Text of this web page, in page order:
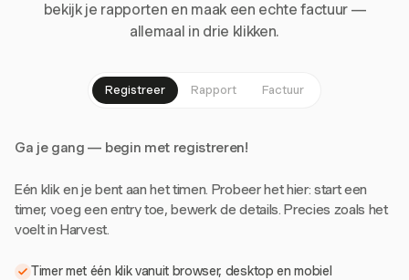
bekijk je rapporten en maak een echte factuur —
allemaal in drie klikken.
Registreer Rapport Factuur
Ga je gang — begin met registreren!
Eén klik en je bent aan het timen. Probeer het hier: start een
timer, voeg een entry toe, bewerk de details. Precies zoals het
voelt in Harvest.
Timer met één klik vanuit browser, desktop en mobiel